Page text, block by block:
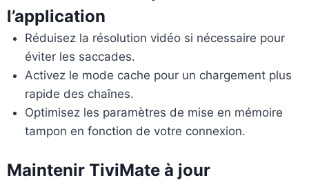
l’application
Réduisez la résolution vidéo si nécessaire pour
éviter les saccades.
Activez le mode cache pour un chargement plus
rapide des chaînes.
Optimisez les paramètres de mise en mémoire
tampon en fonction de votre connexion.
Maintenir TiviMate à jour